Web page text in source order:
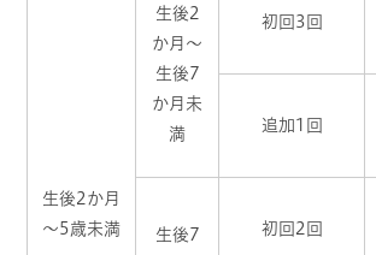
生後2か月
～5歳未満
生後2
か月～
生後7
か月未
満
初回3回
追加1回
生後7
初回2回